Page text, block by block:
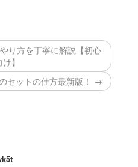
り方を丁寧に解説【初心
】
セットの仕方最新版！ →